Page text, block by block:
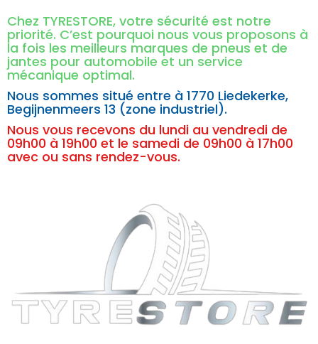
Chez TYRESTORE, votre sécurité est notre
priorité. C’est pourquoi nous vous proposons à
la fois les meilleurs marques de pneus et de
jantes pour automobile et un service
mécanique optimal.
Nous sommes situé entre à 1770 Liedekerke,
Begijnenmeers 13 (zone industriel).
Nous vous recevons du lundi au vendredi de
09h00 à 19h00 et le samedi de 09h00 à 17h00
avec ou sans rendez-vous.